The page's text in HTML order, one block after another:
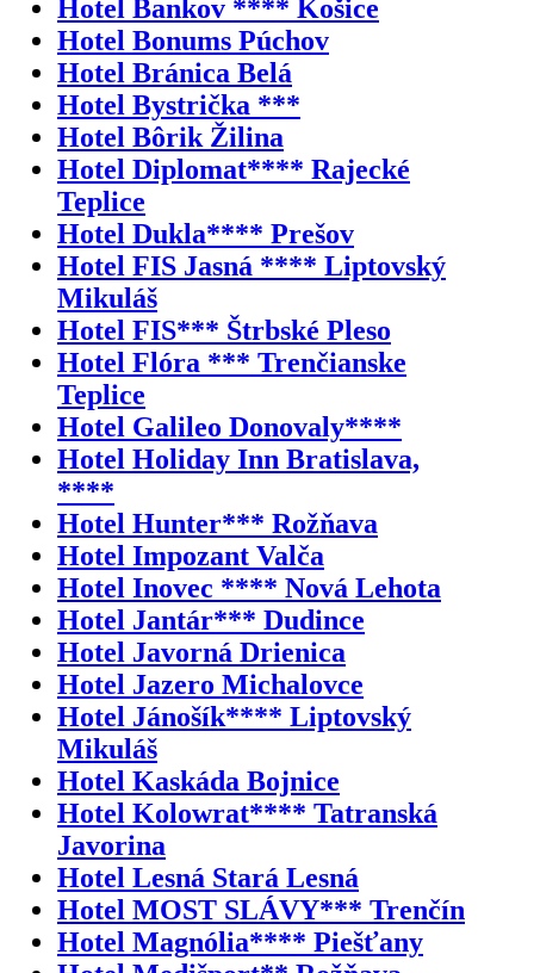
Hotel Bankov **** Košice
Hotel Bonums Púchov
Hotel Bránica Belá
Hotel Bystrička ***
Hotel Bôrik Žilina
Hotel Diplomat**** Rajecké
Teplice
Hotel Dukla**** Prešov
Hotel FIS Jasná **** Liptovský
Mikuláš
Hotel FIS*** Štrbské Pleso
Hotel Flóra *** Trenčianske
Teplice
Hotel Galileo Donovaly****
Hotel Holiday Inn Bratislava,
****
Hotel Hunter*** Rožňava
Hotel Impozant Valča
Hotel Inovec **** Nová Lehota
Hotel Jantár*** Dudince
Hotel Javorná Drienica
Hotel Jazero Michalovce
Hotel Jánošík**** Liptovský
Mikuláš
Hotel Kaskáda Bojnice
Hotel Kolowrat**** Tatranská
Javorina
Hotel Lesná Stará Lesná
Hotel MOST SLÁVY*** Trenčín
Hotel Magnólia**** Piešťany